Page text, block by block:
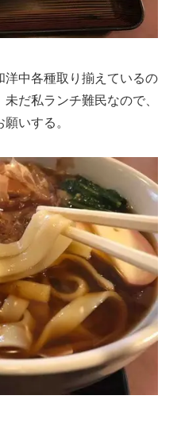
中各種取り揃えているの
だ私ランチ難民なので、
いする。